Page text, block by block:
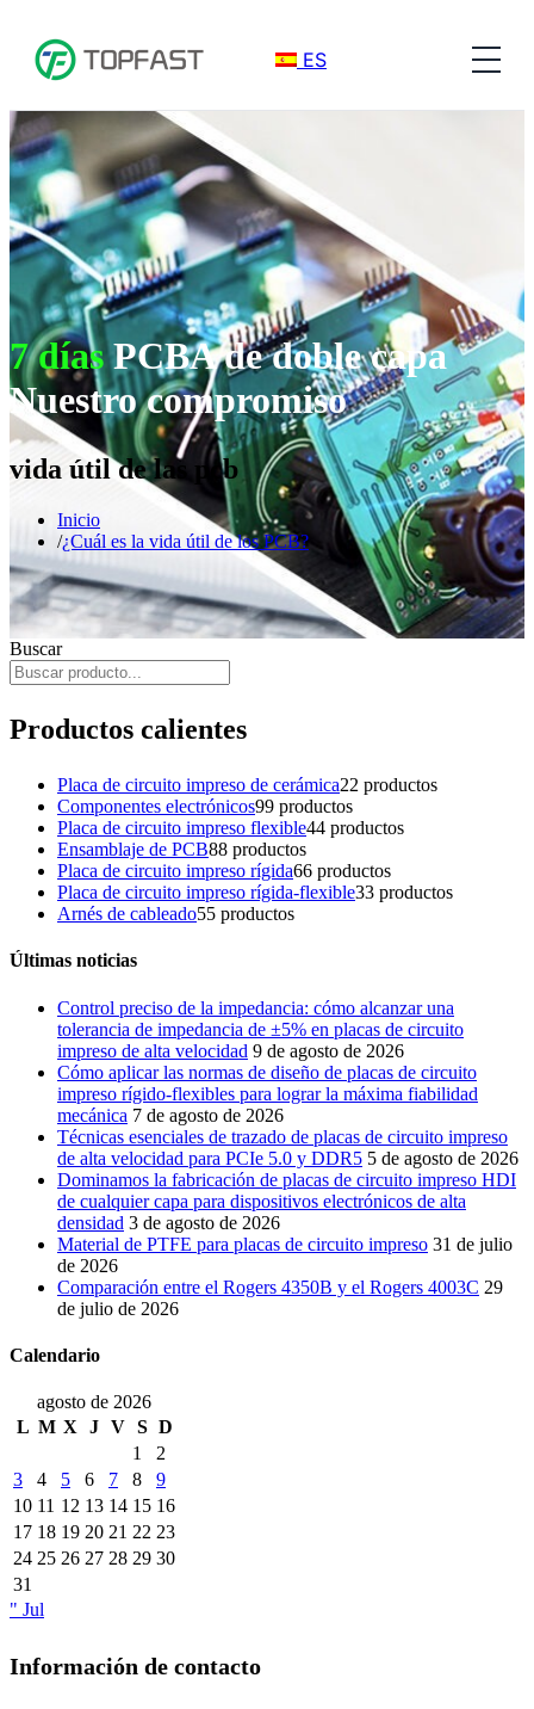
ES
7 díasPCBA de doble capa
Nuestro compromiso
vida útil de las pcb
Inicio
¿Cuál es la vida útil de los PCB?
Buscar
Productos calientes
Placa de circuito impreso de cerámica22 productos
Componentes electrónicos99 productos
Placa de circuito impreso flexible44 productos
Ensamblaje de PCB88 productos
Placa de circuito impreso rígida66 productos
Placa de circuito impreso rígida-flexible33 productos
Arnés de cableado55 productos
Últimas noticias
Control preciso de la impedancia: cómo alcanzar una
tolerancia de impedancia de ±5% en placas de circuito
impreso de alta velocidad 9 de agosto de 2026
Cómo aplicar las normas de diseño de placas de circuito
impreso rígido-flexibles para lograr la máxima fiabilidad
mecánica 7 de agosto de 2026
Técnicas esenciales de trazado de placas de circuito impreso
de alta velocidad para PCIe 5.0 y DDR5 5 de agosto de 2026
Dominamos la fabricación de placas de circuito impreso HDI
de cualquier capa para dispositivos electrónicos de alta
densidad 3 de agosto de 2026
Material de PTFE para placas de circuito impreso 31 de julio
de 2026
Comparación entre el Rogers 4350B y el Rogers 4003C 29
de julio de 2026
Calendario
agosto de 2026
L M X J V S D
1
2
3
4 5 6 7 8
9
10 11 12 13 14 15 16
17 18 19 20 21 22 23
24 25 26 27 28 29 30
31
" Jul
Información de contacto